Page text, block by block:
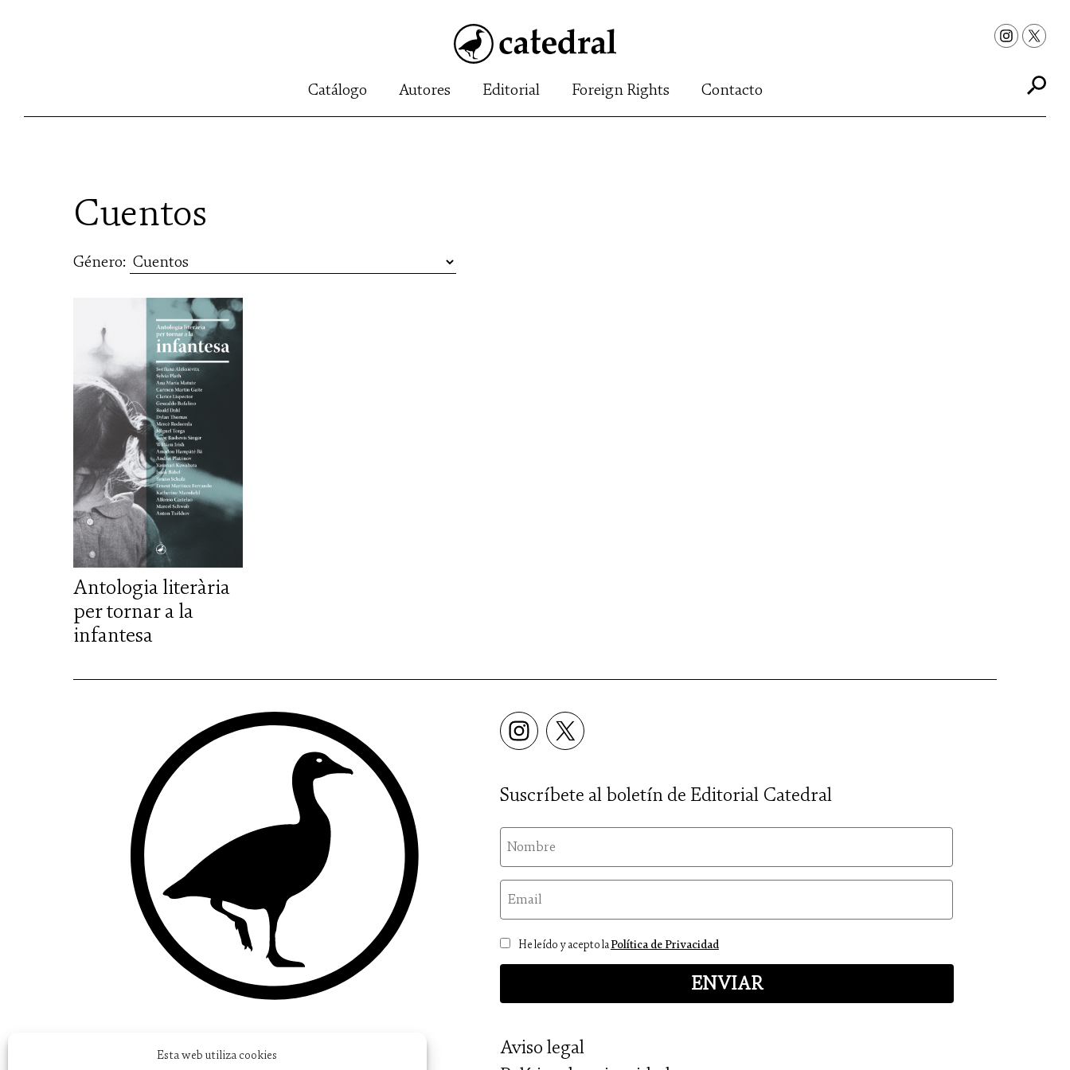
Esta web utiliza cookies
Catálogo Autores Editorial Foreign Rights Contacto
Cuentos
Género:
Antologia literària
per tornar a la
infantesa
Suscríbete al boletín de Editorial Catedral
Consentimiento
He leído y acepto laPolítica de Privacidad
Aviso legal